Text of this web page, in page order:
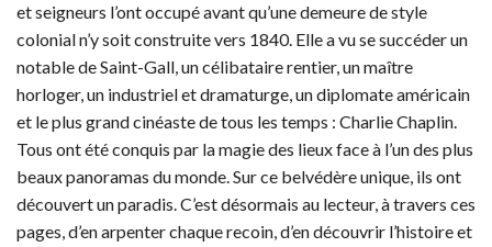
et seigneurs l’ont occupé avant qu’une demeure de style
colonial n’y soit construite vers 1840. Elle a vu se succéder un
notable de Saint-Gall, un célibataire rentier, un maître
horloger, un industriel et dramaturge, un diplomate américain
et le plus grand cinéaste de tous les temps : Charlie Chaplin.
Tous ont été conquis par la magie des lieux face à l’un des plus
beaux panoramas du monde. Sur ce belvédère unique, ils ont
découvert un paradis. C’est désormais au lecteur, à travers ces
pages, d’en arpenter chaque recoin, d’en découvrir l’histoire et